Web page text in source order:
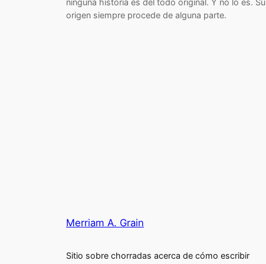
origen siempre procede de alguna parte.
Merriam A. Grain
Sitio sobre chorradas acerca de cómo escribir